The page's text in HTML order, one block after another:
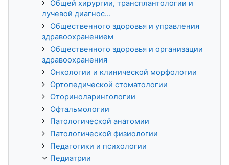
Общей хирургии, трансплантологии и
лучевой диагнос...
Общественного здоровья и управления
здравоохранением
Общественного здоровья и организации
здравоохранения
Онкологии и клинической морфологии
Ортопедической стоматологии
Оториноларингологии
Офтальмологии
Патологической анатомии
Патологической физиологии
Педагогики и психологии
Педиатрии